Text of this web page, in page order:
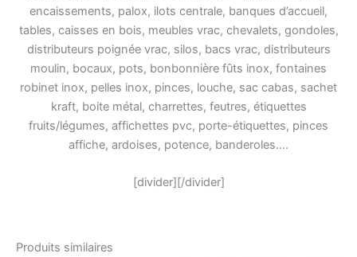
encaissements, palox, ilots centrale, banques d’accueil,
tables, caisses en bois, meubles vrac, chevalets, gondoles,
distributeurs poignée vrac, silos, bacs vrac, distributeurs
moulin, bocaux, pots, bonbonnière fûts inox, fontaines
robinet inox, pelles inox, pinces, louche, sac cabas, sachet
kraft, boite métal, charrettes, feutres, étiquettes
fruits/légumes, affichettes pvc, porte-étiquettes, pinces
affiche, ardoises, potence, banderoles….
[divider][/divider]
Produits similaires